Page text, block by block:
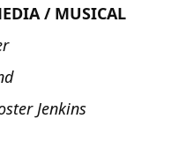
/ MUSICAL
Jenkins